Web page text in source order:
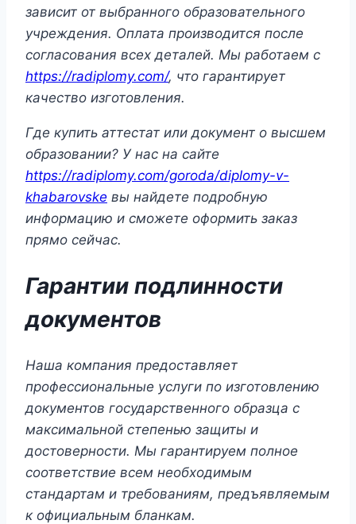
зависит от выбранного образовательного
учреждения. Оплата производится после
согласования всех деталей. Мы работаем с
https://radiplomy.com/, что гарантирует
качество изготовления.
Где купить аттестат или документ о высшем
образовании? У нас на сайте
https://radiplomy.com/goroda/diplomy-v-
khabarovske вы найдете подробную
информацию и сможете оформить заказ
прямо сейчас.
Гарантии подлинности
документов
Наша компания предоставляет
профессиональные услуги по изготовлению
документов государственного образца с
максимальной степенью защиты и
достоверности. Мы гарантируем полное
соответствие всем необходимым
стандартам и требованиям, предъявляемым
к официальным бланкам.